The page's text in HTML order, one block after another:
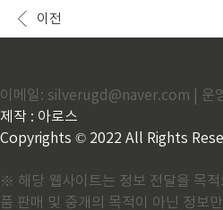
날로부터 6개월 이내에 공동신청을 해야
개월 이내인 경우라도..
발생할 수 있습니다. 따라서 아래의 사유
주의하시기 바라며, 중도해지가 발생된
우에는 중도해지가 됩니다. 중도해지 사
또는 청년 사유로 인해 발생할 수 있습니
사유 - 휴·폐업, 부도, 해산, 휴직 - 권고사
유에 의한 퇴직 - 고..
이전
이메일: silverugd@naver.com | 운
제작 : 아로스
Copyrights © 2022 All Rights
※ 해당 웹사이트는 정보 전달을 목
품 판매 및 중개의 목적이 아닌 정보